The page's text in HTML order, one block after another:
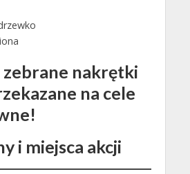
nakrętki
na cele
i miejsca akcji